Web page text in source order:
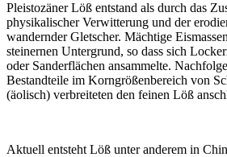
Pleistozäner Löß entstand als durch das
physikalischer Verwitterung und der
wandernder Gletscher. Mächtige
steinernen Untergrund, so dass sich
oder Sanderflächen ansammelte.
Bestandteile im Korngrößenbereich von
(äolisch) verbreiteten den feinen Löß
Aktuell entsteht Löß unter anderem in